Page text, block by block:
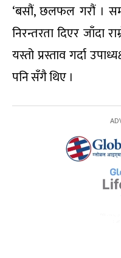
‘बसौं, छलफल गरौं ।
निरन्तरता दिएर जाँदा
यस्तो प्रस्ताव गर्दा
पनि सँगै थिए ।